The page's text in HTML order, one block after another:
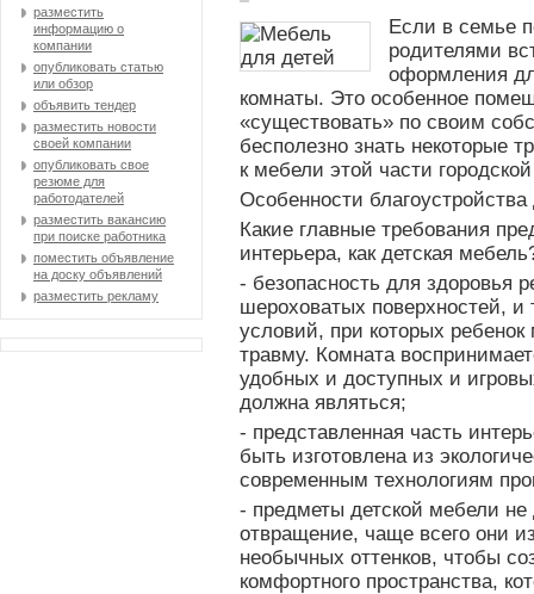
разместить
информацию о
компании
опубликовать статью
или обзор
объявить тендер
разместить новости
своей компании
опубликовать свое
резюме для
работодателей
разместить вакансию
при поиске работника
поместить объявление
на доску объявлений
разместить рекламу
Если в семье
родителями
оформления
комнаты. Это особенное
«существовать» по своим
бесполезно знать некоторые
к мебели этой части
Особенности
Какие главные требования
интерьера, как детская
- безопасность для здоровья
шероховатых поверхностей, и
условий, при которых
травму. Комната
удобных и доступных и
должна являться;
- представленная часть
быть изготовлена из
современным технологиям
- предметы детской мебели
отвращение, чаще всего они
необычных оттенков, чтобы
комфортного пространства,